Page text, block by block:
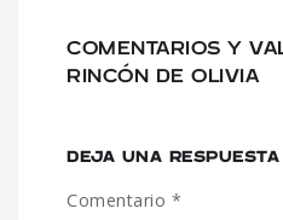
COMENTARIOS Y
RINCÓN DE OLIVIA
DEJA UNA RESPUESTA
Comentario *